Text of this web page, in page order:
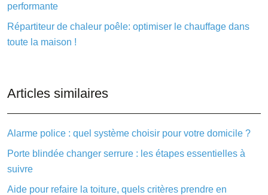
performante
Répartiteur de chaleur poêle: optimiser le chauffage dans
toute la maison !
Articles similaires
Alarme police : quel système choisir pour votre domicile ?
Porte blindée changer serrure : les étapes essentielles à
suivre
Aide pour refaire la toiture, quels critères prendre en